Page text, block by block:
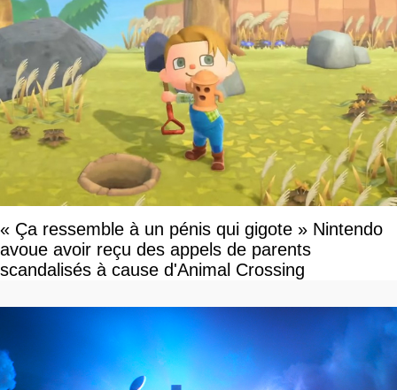
« Ça ressemble à un pénis qui gigote » Nintendo
avoue avoir reçu des appels de parents
scandalisés à cause d'Animal Crossing